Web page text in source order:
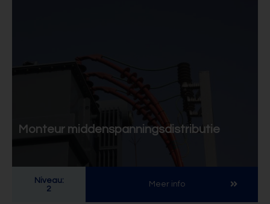
Monteur middenspanningsdistributie
Niveau:
2
Meer info